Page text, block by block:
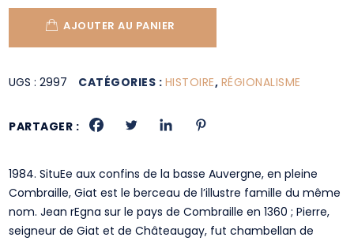
AJOUTER AU PANIER
UGS :2997 CATÉGORIES : HISTOIRE, RÉGIONALISME
PARTAGER :
1984. SituEe aux confins de la basse Auvergne, en pleine
Combraille, Giat est le berceau de l’illustre famille du même
nom. Jean rEgna sur le pays de Combraille en 1360 ; Pierre,
seigneur de Giat et de Châteaugay, fut chambellan de